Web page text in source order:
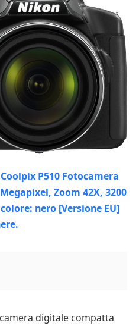
digitale compatta